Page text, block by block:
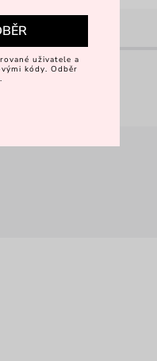
uživatele a
kódy. Odběr